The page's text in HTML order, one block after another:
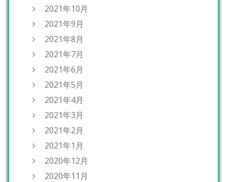
2021年10月
2021年9月
2021年8月
2021年7月
2021年6月
2021年5月
2021年4月
2021年3月
2021年2月
2021年1月
2020年12月
2020年11月